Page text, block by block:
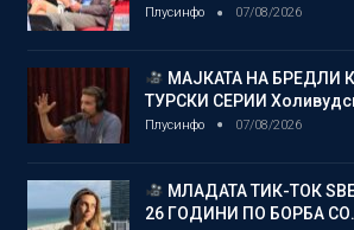
Плусинфо 07/08/2026
МАЈКАТА НА БРЕДЛИ
ТУРСКИ СЕРИИ
Плусинфо 07/08/2026
МЛАДАТА ТИК-ТОК
26 ГОДИНИ ПО БОРБА